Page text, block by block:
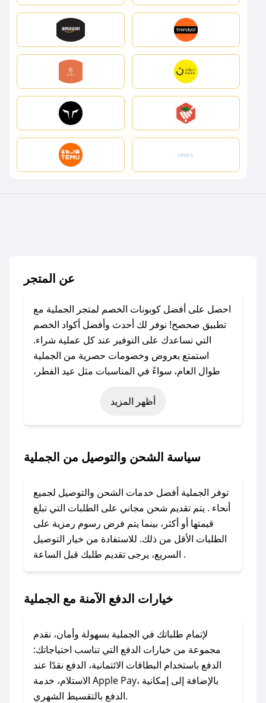
عن المتجر
احصل على أفضل كوبونات الخصم لمتجر الجملية مع
تطبيق صحصح! نوفر لك أحدث وأفضل أكواد الخصم
التي تساعدك على التوفير عند كل عملية شراء.
استمتع بعروض وخصومات حصرية من الجملية
طوال العام، سواءً في المناسبات مثل عيد الفطر،
عيد الأضحى، الجمعة البيضاء (شهر نوفمبر)، رمضان،
اليوم الوطني، يوم التأسيس، أو حتى عروض خاصة
باستخدام تطبيق صحصح، يمكنك العثور بسهولة على
تواصل معنا عبر تويتر أو البريد الإلكتروني لإضافته
بسرعة.
### كيفية استخدام كود خصم الجملية؟
1. انسخ كود الخصم من تطبيق صحصح.
2. الصقه في خانة الدفع عند التسوق من الجملية.
### ماذا أفعل إذا لم يعمل كود الخصم؟
الرسائل الخاصة على تويتر أو البريد الإلكتروني،
وسنقوم بحل المشكلة في أسرع وقت ممكن.
### ماذا أفعل إذا لم أجد كود خصم لمتجري
المفضل؟
أظهر المزيد
سياسة الشحن والتوصيل من الجملية
توفر الجملية أفضل خدمات الشحن والتوصيل لجميع
أنحاء . يتم تقديم شحن مجاني على الطلبات التي تبلغ
قيمتها أو أكثر، بينما يتم فرض رسوم رمزية على
الطلبات الأقل من ذلك. للاستفادة من خيار التوصيل
السريع، يرجى تقديم طلبك قبل الساعة .
خيارات الدفع الآمنة مع الجملية
لإتمام طلباتك في الجملية بسهولة وأمان، نقدم
مجموعة من خيارات الدفع التي تناسب احتياجاتك:
الدفع باستخدام البطاقات الائتمانية، الدفع نقدًا عند
الاستلام، خدمة Apple Pay، بالإضافة إلى إمكانية
الدفع بالتقسيط الشهري.